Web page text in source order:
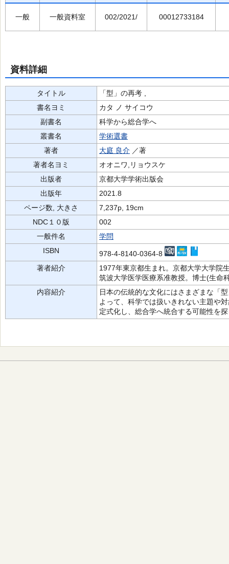
一般 一般資料室 002/2021/ 00012733184
資料詳細
タイトル
「型」の再考 ,
書名ヨミ
カタ ノ サイコウ
副書名
科学から総合学へ
叢書名
学術選書
著者
大庭 良介 ／著
著者名ヨミ
オオニワ,リョウスケ
出版者
京都大学学術出版会
出版年
2021.8
ページ数, 大きさ
7,237p, 19cm
NDC１０版
002
一般件名
学問
ISBN
978-4-8140-0364-8
著者紹介
1977年東京都生まれ。京都大学大学院
筑波大学医学医療系准教授。博士(生命
内容紹介
日本の伝統的な文化にはさまざまな「
よって、科学では扱いきれない主題や
定式化し、総合学へ統合する可能性を